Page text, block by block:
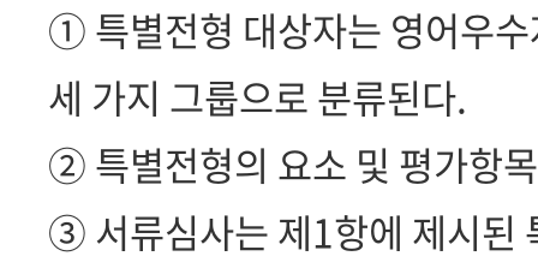
① 특별전형 대상자는 영어우
세 가지 그룹으로 분류된다.
② 특별전형의 요소 및 평가항
③ 서류심사는 제1항에 제시된